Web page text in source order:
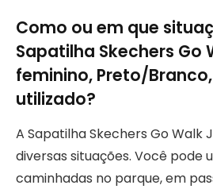
Como ou em que
Sapatilha Skechers Go
feminino, Preto/
utilizado?
A Sapatilha Skechers Go Walk
diversas situações. Você pode
caminhadas no parque, em